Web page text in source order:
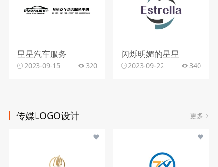
星星汽车服务
2023-09-15 320
闪烁明媚的星星
2023-09-22 340
传媒LOGO设计 更多